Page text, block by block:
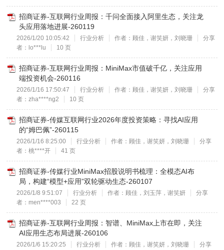
招商证券-互联网行业周报：千问全面接入阿里生态，关注龙
头应用落地进展-260119
2026/1/20 10:05:42 行业分析 作者：顾佳，谢笑妍，刘晓珊
分享
者：lo***lu
10 页
招商证券-互联网行业周报：MiniMax市值破千亿，关注应用
端投资机会-260116
2026/1/16 17:50:47 行业分析 作者：顾佳，谢笑妍，刘晓珊
分享
者：zha****ng2
10 页
招商证券-传媒互联网行业2026年度投资策略：寻找AI应用
的“姆巴佩”-260115
2026/1/16 8:25:00 行业分析 作者：顾佳，谢笑妍，刘晓珊
分享
者：桃****开
41 页
招商证券-传媒行业MiniMax招股说明书梳理：全模态AI布
局，构建“模型+应用”双轮驱动生态-260107
2026/1/8 9:51:07 行业分析 作者：顾佳，刘玉萍，谢笑妍
分享
者：men****003
22 页
招商证券-互联网行业周报：智谱、MiniMax上市在即，关注
AI应用生态布局进展-260106
2026/1/6 15:20:25 行业分析 作者：顾佳，谢笑妍，刘晓珊
分享